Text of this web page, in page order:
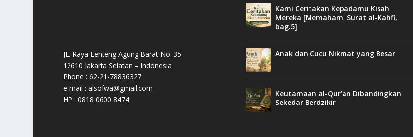
JL. Raya Lenteng Agung Barat No. 35
12610 Jakarta Selatan – Indonesia
Phone : 62-21-78836327
e-mail : alsofwa@gmail.com
HP : 0818 0600 8474
Kami Ceritakan Kepadamu Kisah
Mereka [Memahami Surat al-Kahfi,
bag.5]
Anak dan Cucu Nikmat yang Besar
Keutamaan al-Qur’an Dibandingkan
Sekedar Berdzikir